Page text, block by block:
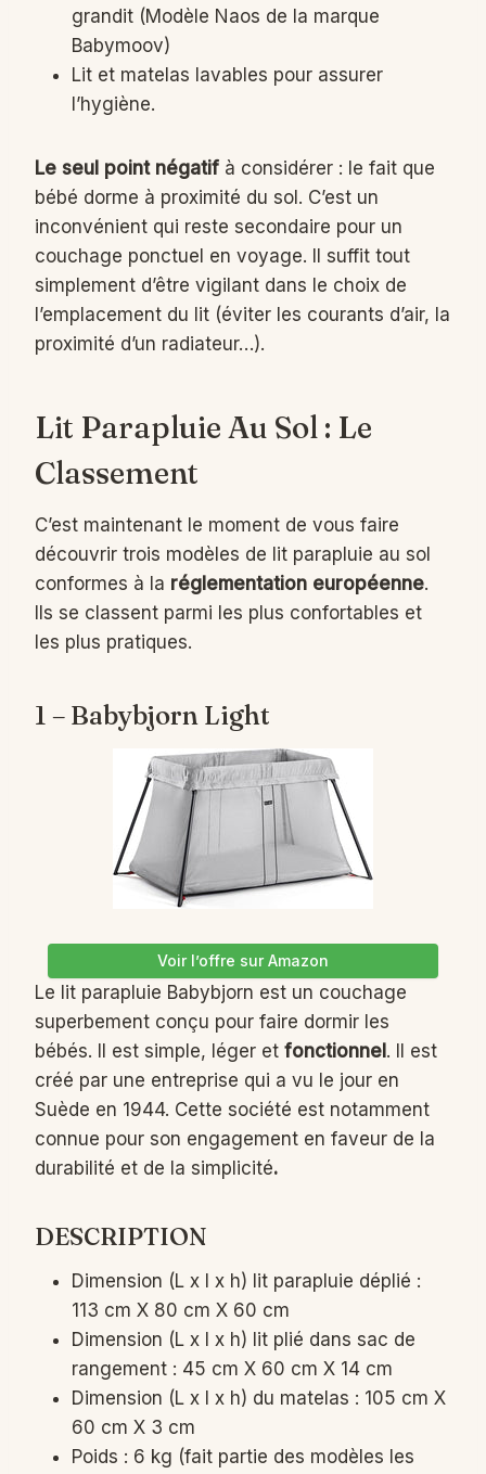
grandit (Modèle Naos de la marque
Babymoov)
Lit et matelas lavables pour assurer
l’hygiène.
Le seul point négatif à considérer : le fait que
bébé dorme à proximité du sol. C’est un
inconvénient qui reste secondaire pour un
couchage ponctuel en voyage. Il suffit tout
simplement d’être vigilant dans le choix de
l’emplacement du lit (éviter les courants d’air, la
proximité d’un radiateur…).
Lit Parapluie Au Sol : Le
Classement
C’est maintenant le moment de vous faire
découvrir trois modèles de lit parapluie au sol
conformes à la réglementation européenne.
Ils se classent parmi les plus confortables et
les plus pratiques.
1 – Babybjorn Light
Voir l’offre sur Amazon
Le lit parapluie Babybjorn est un couchage
superbement conçu pour faire dormir les
bébés. Il est simple, léger et fonctionnel . Il est
créé par une entreprise qui a vu le jour en
Suède en 1944. Cette société est notamment
connue pour son engagement en faveur de la
durabilité et de la simplicité.
DESCRIPTION
Dimension (L x l x h) lit parapluie déplié :
113 cm X 80 cm X 60 cm
Dimension (L x l x h) lit plié dans sac de
rangement : 45 cm X 60 cm X 14 cm
Dimension (L x l x h) du matelas : 105 cm X
60 cm X 3 cm
Poids : 6 kg (fait partie des modèles les